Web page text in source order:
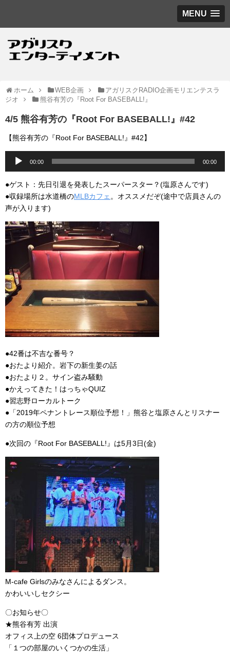
MENU
ホーム WEB企画
アガリスクRADIO企画モリエンテスラ
ジオ
熊谷有芳の『Root For BASEBALL!』
4/5 熊谷有芳の『Root For BASEBALL!』#42
【熊谷有芳の『Root For BASEBALL!』#42】
レ
ー
ー
00:00 00:00
●ゲスト：先日引退を発表したスーパースター？(塩原さんです)
●収録場所は水道橋のMLBカフェ 。オススメだぞ(途中で店員さんの
声が入ります)
●42番は不吉な番号？
●おたより紹介。岩下の新生姜の話
●おたより２。サイン盗み騒動
●かえってきた！はっちゃQUIZ
●習志野ローカルトーク
●「2019年ペナントレース順位予想！」熊谷と塩原さんとリスナー
の方の順位予想
●次回の『Root For BASEBALL!』は5月3日(金)
M-cafe Girlsのみなさんによるダンス。
かわいいしセクシー
〇お知らせ〇
★熊谷有芳 出演
オフィス上の空 6団体プロデュース
「１つの部屋のいくつかの生活」